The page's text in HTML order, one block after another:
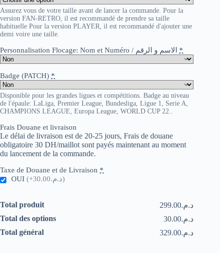
Assurez vous de votre taille avant de lancer la commande. Pour la
version FAN-RETRO, il est recommandé de prendre sa taille
habituelle Pour la version PLAYER, il est recommandé d'ajouter une
demi voire une taille.
Personnalisation Flocage: Nom et Numéro / الاسم و الرقم *
Badge (PATCH) *
Disponible pour les grandes ligues et compétitions. Badge au niveau
de l'épaule: LaLiga, Premier League, Bundesliga, Ligue 1, Serie A,
CHAMPIONS LEAGUE, Europa League, WORLD CUP 22..
Frais Douane et livraison
Le délai de livraison est de 20-25 jours, Frais de douane
obligatoire 30 DH/maillot sont payés maintenant au moment
du lancement de la commande.
Taxe de Douane et de Livraison *
OUI
(+د.م.30.00)
Total produit
د.م.299.00
Total des options
د.م.30.00
Total général
د.م.329.00